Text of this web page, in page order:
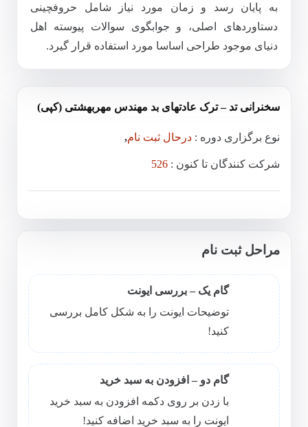
سخنرانی تد – ترک عادتهای بد مهندس مهربهشتی (کپی)
نوع برگزاری دوره : درحال ثبت نام,
شرکت کنندگان تا کنون : 526
مراحل ثبت نام
گام یک – بررسی ایونت
توضیحات ایونت را به شکل کامل بررسی
کنید!
گام دو – افزودن به سبد خرید
با زدن بر روی دکمه افزودن به سبد خرید
ایونت را به سبد خرید اضافه کنید!
به پایان رسد و زمان مورد نیاز شامل حروفچینی
دستاوردهای اصلی، و جوابگوی سوالات پیوسته اهل
دنیای موجود طراحی اساسا مورد استفاده قرار گیرد.